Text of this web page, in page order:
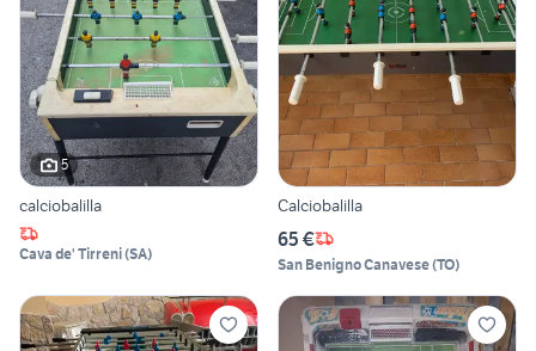
5
calciobalilla
Cava de' Tirreni(SA)
Calciobalilla
65 €
San Benigno Canavese(TO)